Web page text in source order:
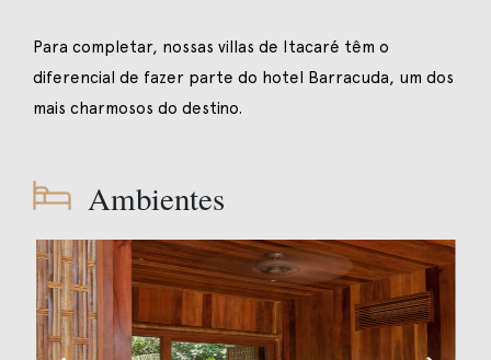
Para completar, nossas villas de Itacaré têm o
diferencial de fazer parte do hotel Barracuda, um dos
mais charmosos do destino.
Ambientes